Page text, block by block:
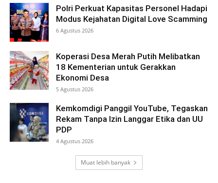
Polri Perkuat Kapasitas Personel Hadapi
Modus Kejahatan Digital Love Scamming
6 Agustus 2026
Koperasi Desa Merah Putih Melibatkan
18 Kementerian untuk Gerakkan
Ekonomi Desa
5 Agustus 2026
Kemkomdigi Panggil YouTube, Tegaskan
Rekam Tanpa Izin Langgar Etika dan UU
PDP
4 Agustus 2026
Muat lebih banyak